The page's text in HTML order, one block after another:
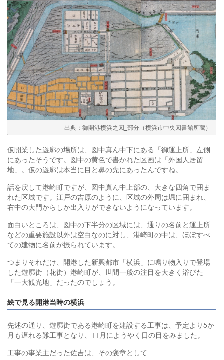
御開港横浜之図_部分（横浜市中央図書館所蔵）
仮開業した遊廓の場所は、図中真ん中下にある「御運上所」左側
にあったそうです。図中の黄色で書かれた区画は「外国人居留
地」。仮の遊廓は本当に目と鼻の先にあったんですね。
話を戻して港崎町ですが、図中真ん中上部の、大きな四角で囲ま
れた区域です。江戸の吉原のように、区域の外周は堀に囲まれ、
右中の大門からしか出入りができないようになっています。
面白いところは、図中の下半分の区域には、通りの名前と運上所
などの重要施設以外は空白なのに対し、港崎町の中は、ほぼすべ
ての建物に名前が振られています。
つまりそれだけ、開港した新興都市「横浜」に鳴り物入りで登場
した遊廓街（花街）港崎町が、世間一般の注目を大きく浴びた
「一大観光地」だったのでしょう。
絵で見る開港当時の横浜
先述の通り、遊廓街である港崎町を建設する工事は、予定より5か
月も遅れる難工事となり、11月にようやく日の目をみました。
工事の事業主だった佐吉は、その褒章として